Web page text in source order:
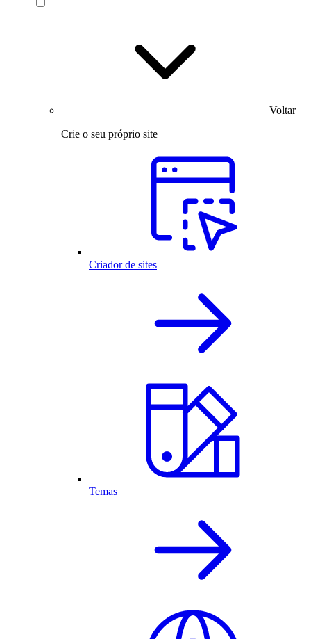
Voltar
Crie o seu próprio site
Criador de sites
Temas